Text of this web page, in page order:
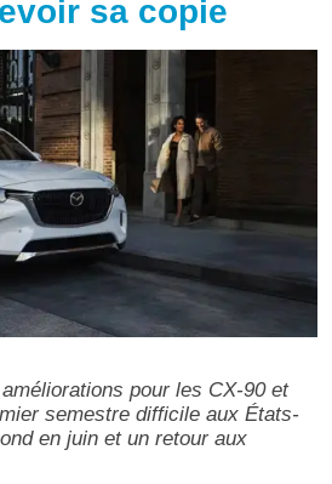
sa copie
pour les CX-90 et
semestre difficile aux États-
en juin et un retour aux